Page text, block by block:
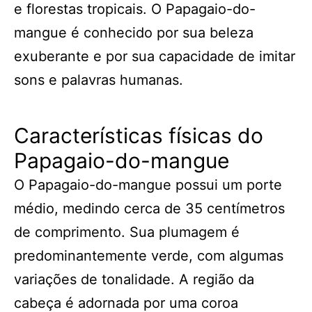
e florestas tropicais. O Papagaio-do-
mangue é conhecido por sua beleza
exuberante e por sua capacidade de imitar
sons e palavras humanas.
Características físicas do
Papagaio-do-mangue
O Papagaio-do-mangue possui um porte
médio, medindo cerca de 35 centímetros
de comprimento. Sua plumagem é
predominantemente verde, com algumas
variações de tonalidade. A região da
cabeça é adornada por uma coroa